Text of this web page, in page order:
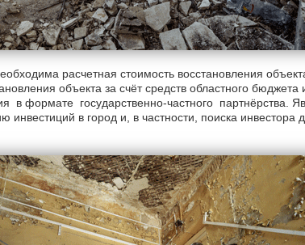
расчетная стоимость восстановления
объекта за счёт средств областного бюджета
в формате государственно-частного партнёрства.
в город и, в частности, поиска инвестора